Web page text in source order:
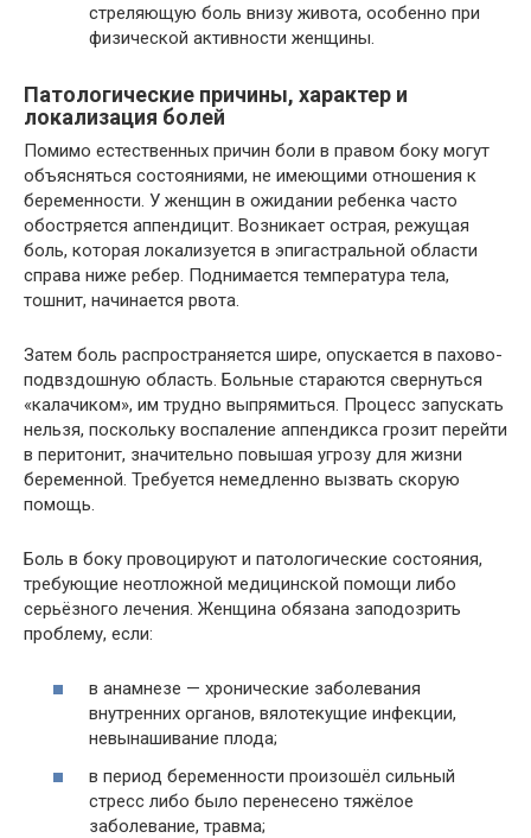
стреляющую боль внизу живота, особенно при
физической активности женщины.
Патологические причины, характер и
локализация болей
Помимо естественных причин боли в правом боку могут
объясняться состояниями, не имеющими отношения к
беременности. У женщин в ожидании ребенка часто
обостряется аппендицит. Возникает острая, режущая
боль, которая локализуется в эпигастральной области
справа ниже ребер. Поднимается температура тела,
тошнит, начинается рвота.
Затем боль распространяется шире, опускается в пахово-
подвздошную область. Больные стараются свернуться
«калачиком», им трудно выпрямиться. Процесс запускать
нельзя, поскольку воспаление аппендикса грозит перейти
в перитонит, значительно повышая угрозу для жизни
беременной. Требуется немедленно вызвать скорую
помощь.
Боль в боку провоцируют и патологические состояния,
требующие неотложной медицинской помощи либо
серьёзного лечения. Женщина обязана заподозрить
проблему, если:
в анамнезе — хронические заболевания
внутренних органов, вялотекущие инфекции,
невынашивание плода;
в период беременности произошёл сильный
стресс либо было перенесено тяжёлое
заболевание, травма;